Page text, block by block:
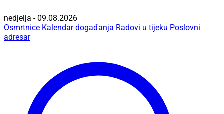
nedjelja - 09.08.2026
Osmrtnice Kalendar događanja Radovi u tijeku Poslovni
adresar